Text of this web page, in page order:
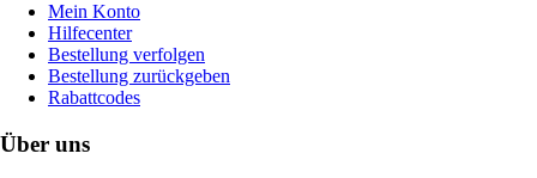
Mein Konto
Hilfecenter
Bestellung verfolgen
Bestellung zurückgeben
Rabattcodes
Über uns